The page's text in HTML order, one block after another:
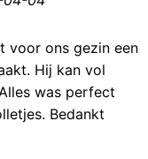
voor ons gezin een
Hij kan vol
was perfect
Bedankt